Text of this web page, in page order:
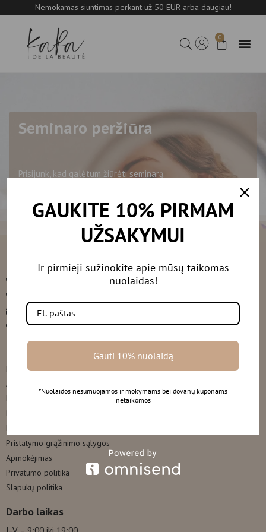
Nemokamas siuntimas perkant už 50 EUR arba daugiau!
0
Seminaro peržiūra
Prisijunk, kad galėtum žiūrėti seminarą.
Kontaktai
karashop21@gmail.com
Žemaitijos 41-3 LT-89133, Mažeikiai
Naudingos nuorodos
Pradžia
Apie mus
Kontaktai
Pirkimo sąlygos
Lojalumo programa
Pristatymo grąžinimo sąlygos
Apmokėjimas
Privatumo politika
Slapukų politika
Darbo laikas
GAUKITE 10% PIRMAM
UŽSAKYMUI
Ir pirmieji sužinokite apie mūsų taikomas
nuolaidas!
Gauti 10% nuolaidą
*Nuolaidos nesumuojamos ir mokymams bei dovanų kuponams
netaikomos